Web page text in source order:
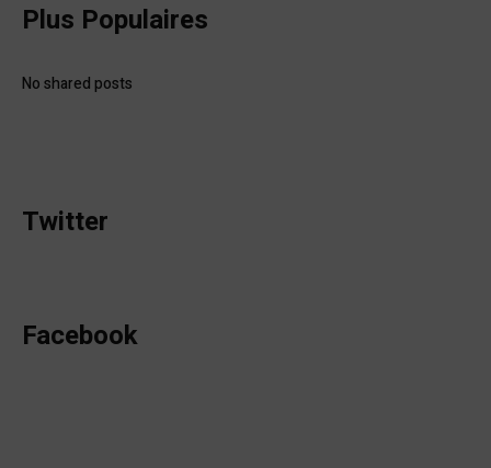
Plus Populaires
No shared posts
Twitter
Facebook